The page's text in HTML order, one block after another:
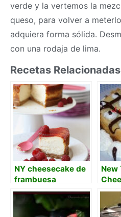
verde y la vertemos la
queso, para volver a
adquiera forma sólida.
con una rodaja de lima.
Recetas
NY cheesecake de
frambuesa
New